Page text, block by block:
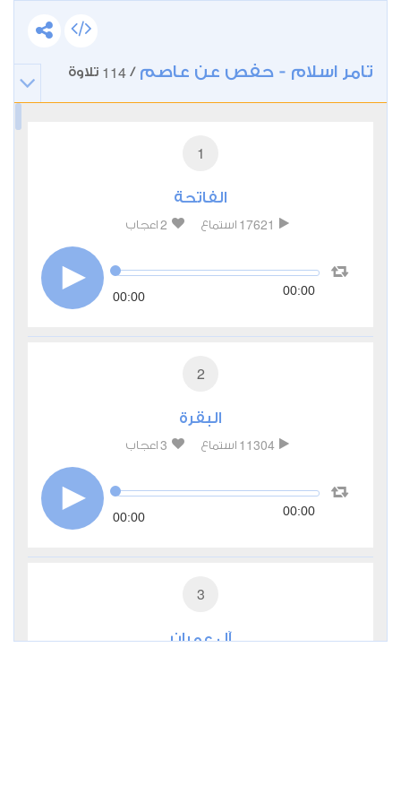
تامر اسلام - حفص عن عاصم /
114 تلاوة
1
الفاتحة
17621 استماع 2 اعجاب
00:00 00:00
2
البقرة
11304 استماع 3 اعجاب
00:00 00:00
3
آل عمران